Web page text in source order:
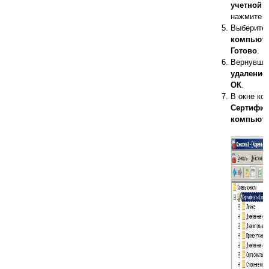
учетной
нажмите
Выберите
Готово
удаление
ОК
В окне